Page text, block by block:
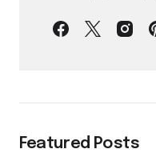
Featured Posts